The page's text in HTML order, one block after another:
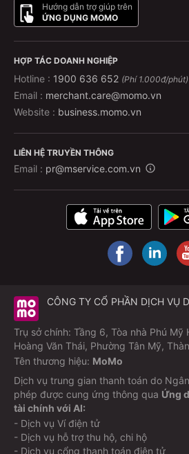
Hướng dẫn trợ giúp trên
ỨNG DỤNG MOMO
HỢP TÁC DOANH NGHIỆP
Hotline : 1900 636 652 (Phí 1.000đ/phút)
Email : merchant.care@momo.vn
Website : business.momo.vn
LIÊN HỆ TRUYỀN THÔNG
Email : pr@mservice.com.vn
CÔNG TY CỔ PHẦN DỊCH VỤ
Trụ sở chính: Tầng 6, Tòa nhà Phú
Hoàng Văn Thái, Phường Tân Mỹ,
Tên thương hiệu: MoMo
Dịch vụ trung gian thanh toán do
phép được cung ứng thông qua Ứng
tài chính với AI:
- Dịch vụ Ví điện tử
- Dịch vụ hỗ trợ thu hộ, chi hộ
- Dịch vụ cổng thanh toán điện tử